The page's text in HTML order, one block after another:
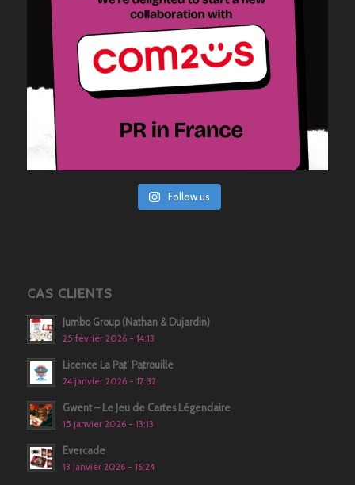
Follow us
CAS CLIENTS
Jumbo Group (Nathan & Dujardin)
25 février 2026 - 14:13
Licence La Pat’ Patrouille
24 janvier 2026 - 17:32
Gwent – Le Jeu de Cartes Légendaire
15 janvier 2026 - 13:13
Evercade
13 janvier 2026 - 16:24